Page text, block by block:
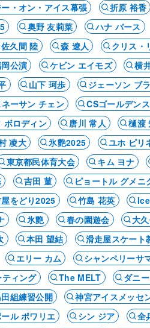
・オン・アイス幕張 折原 裕香
奥野 友莉菜 ハナ バース
佐久間 陸 森 遼人 クリス・
公演 ケビン エイモズ 横
山下 珂歩 ジェーソン ブ
ネーサン チェン CSゴールデン
ボロディン 唐川 常人 樋渡
凌大 氷艶2025 ユホ ピリ
東京都民体育大会 キム ヨナ
吉田 菫 ピョートル グメニ
をどり2025 竹島 花英
氷艶 春の園遊会 大
本田 望結 滑走屋スケート
エリー カム シャンペリーサ
ィング
The MELT ダニ
組練習公開 神宮アイスメッセ
ル ポワリエ シン ジア 全